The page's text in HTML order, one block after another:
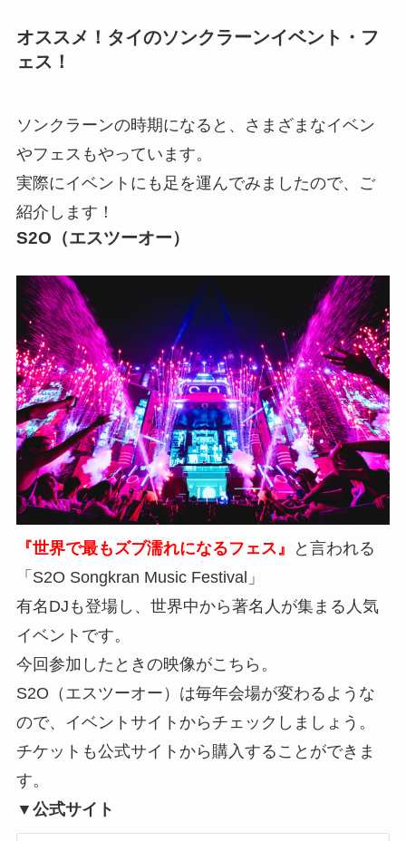
オススメ！タイのソンクラーンイベント・フ
ェス！
ソンクラーンの時期になると、さまざまなイベン
やフェスもやっています。
実際にイベントにも足を運んでみましたので、ご
紹介します！
S2O（エスツーオー）
『世界で最もズブ濡れになるフェス』
と言われる
「S2O Songkran Music Festival」
有名DJも登場し、世界中から著名人が集まる人気
イベントです。
今回参加したときの映像がこちら。
S2O（エスツーオー）は毎年会場が変わるような
ので、イベントサイトからチェックしましょう。
チケットも公式サイトから購入することができま
す。
▼公式サイト